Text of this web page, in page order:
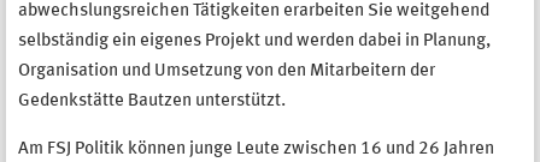
abwechslungsreichen Tätigkeiten erarbeiten Sie weitgehend
selbständig ein eigenes Projekt und werden dabei in Planung,
Organisation und Umsetzung von den Mitarbeitern der
Gedenkstätte Bautzen unterstützt.
Am FSJ Politik können junge Leute zwischen 16 und 26 Jahren